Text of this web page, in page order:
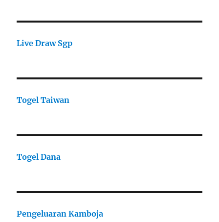
Live Draw Sgp
Togel Taiwan
Togel Dana
Pengeluaran Kamboja